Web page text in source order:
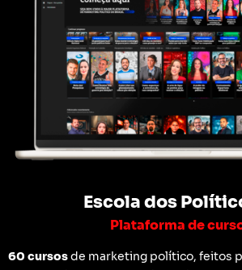
Escola dos
Plataforma de
60 cursosde marketing político, feitos